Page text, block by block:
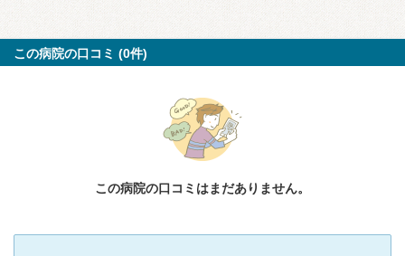
この病院の口コミ (0件)
この病院の口コミはまだありません。